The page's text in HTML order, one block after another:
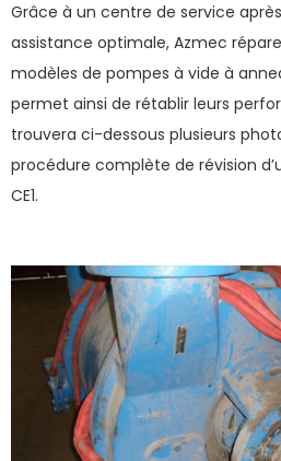
Grâce à un centre de service
assistance optimale, Azmec
modèles de pompes à vide à
permet ainsi de rétablir leurs
trouvera ci-dessous plusieurs
procédure complète de révision
CE1.